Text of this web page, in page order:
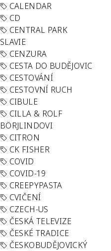
CALENDAR
CD
CENTRAL PARK
SLAVIE
CENZURA
CESTA DO BUDĚJOVIC
CESTOVÁNÍ
CESTOVNÍ RUCH
CIBULE
CILLA & ROLF
BÖRJLINDOVI
CITRON
CK FISHER
COVID
COVID-19
CREEPYPASTA
CVIČENÍ
CZECH-US
ČESKÁ TELEVIZE
ČESKÉ TRADICE
ČESKOBUDĚJOVICKÝ